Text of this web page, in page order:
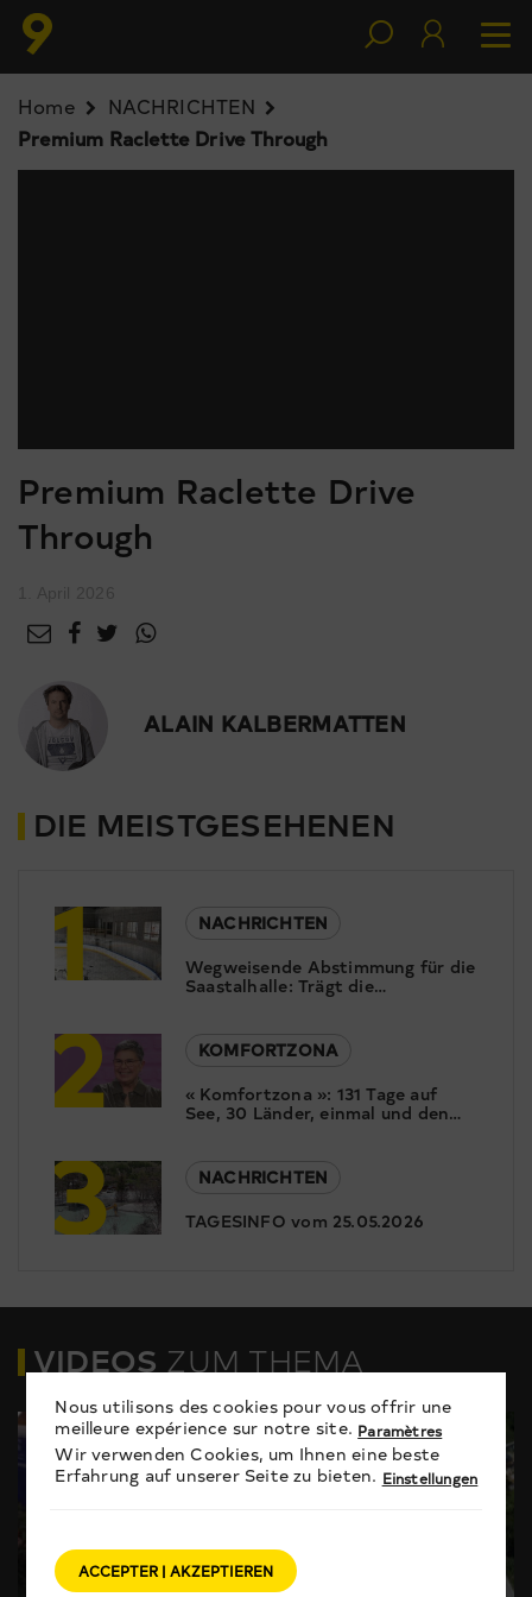
Home
NACHRICHTEN
Premium Raclette Drive Through
Premium Raclette Drive
Through
ALAIN KALBERMATTEN
DIE MEISTGESEHENEN
1
NACHRICHTEN
Wegweisende Abstimmung für die
Saastalhalle: Trägt die
Bevölkerung das Rettungskonzept
2
KOMFORTZONA
« Komfortzona »: 131 Tage auf
See, 30 Länder, einmal und den
Wieso aber diese Reise?
3
NACHRICHTEN
TAGESINFO vom 25.05.2026
VIDEOS ZUM THEMA
Nous utilisons des cookies pour vous offrir une
meilleure expérience sur notre site. Paramètres
Wir verwenden Cookies, um Ihnen eine beste
Erfahrung auf unserer Seite zu bieten. Einstellungen
ACCEPTER | AKZEPTIEREN